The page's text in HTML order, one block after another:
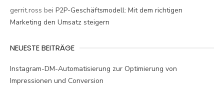
gerrit.ross bei P2P-Geschäftsmodell: Mit dem richtigen
Marketing den Umsatz steigern
NEUESTE BEITRÄGE
Instagram-DM-Automatisierung zur Optimierung von
Impressionen und Conversion